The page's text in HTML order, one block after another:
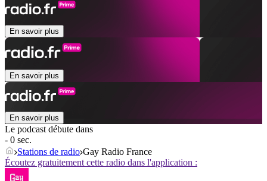
En savoir plus
En savoir plus
En savoir plus
Le podcast débute dans
- 0 sec.
Stations de radio Gay Radio France
Écoutez gratuitement cette radio dans l'application :